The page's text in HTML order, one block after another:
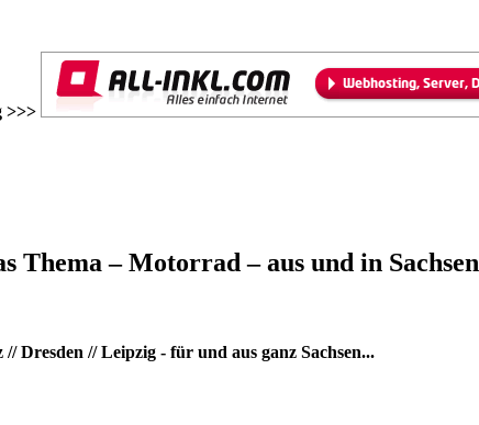
>>>
– Motorrad – aus und in Sachsen
// Leipzig - für und aus ganz Sachsen...